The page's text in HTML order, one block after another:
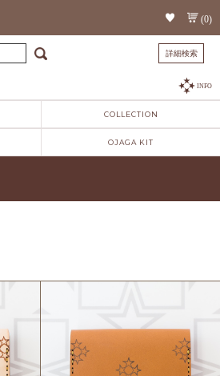
(0)
詳細検索
INFO
COLLECTION
OJAGA KIT